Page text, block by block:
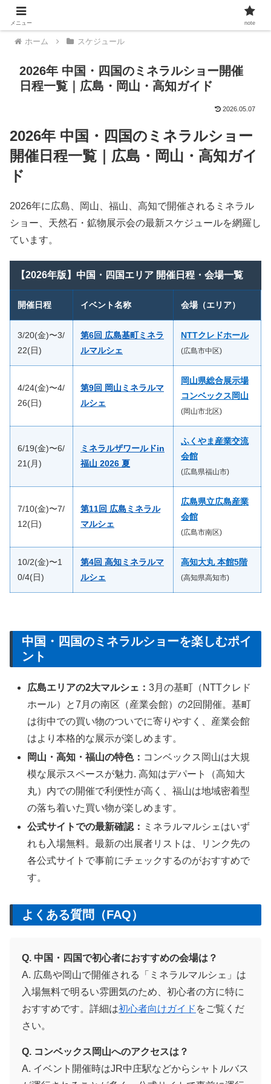
ホーム スケジュール
2026年 中国・四国のミネラルショー開催
日程一覧｜広島・岡山・高知ガイド
2026.05.07
2026年 中国・四国のミネラルショー
開催日程一覧｜広島・岡山・高知ガイ
ド
2026年に広島、岡山、福山、高知で開催されるミネラル
ショー、天然石・鉱物展示会の最新スケジュールを網羅し
ています。
【2026年版】中国・四国エリア 開催日程・会場一覧
開催日程 イベント名称 会場（エリア）
3/20(金)〜3/
22(日)
第6回 広島基町ミネラ
ルマルシェ
NTTクレドホール
(広島市中区)
4/24(金)〜4/
26(日)
第9回 岡山ミネラルマ
ルシェ
岡山県総合展示場
コンベックス岡山
(岡山市北区)
6/19(金)〜6/
21(月)
ミネラルザワールドin
福山 2026 夏
ふくやま産業交流
会館
(広島県福山市)
7/10(金)〜7/
12(日)
第11回 広島ミネラル
マルシェ
広島県立広島産業
会館
(広島市南区)
10/2(金)〜1
0/4(日)
第4回 高知ミネラルマ
ルシェ
高知大丸 本館5階
(高知県高知市)
中国・四国のミネラルショーを楽しむポイ
ント
広島エリアの2大マルシェ：3月の基町（NTTクレド
ホール）と7月の南区（産業会館）の2回開催。基町
は街中での買い物のついでに寄りやすく、産業会館
はより本格的な展示が楽しめます。
岡山・高知・福山の特色： コンベックス岡山は大規
模な展示スペースが魅力. 高知はデパート（高知大
丸）内での開催で利便性が高く、福山は地域密着型
の落ち着いた買い物が楽しめます。
公式サイトでの最新確認： ミネラルマルシェはいず
れも入場無料。最新の出展者リストは、リンク先の
各公式サイトで事前にチェックするのがおすすめで
す。
よくある質問（FAQ）
Q. 中国・四国で初心者におすすめの会場は？
A. 広島や岡山で開催される「ミネラルマルシェ」は
入場無料で明るい雰囲気のため、初心者の方に特に
おすすめです。詳細は初心者向けガイド をご覧くだ
さい。
Q. コンベックス岡山へのアクセスは？
A. イベント開催時はJR中庄駅などからシャトルバス
メニュー note